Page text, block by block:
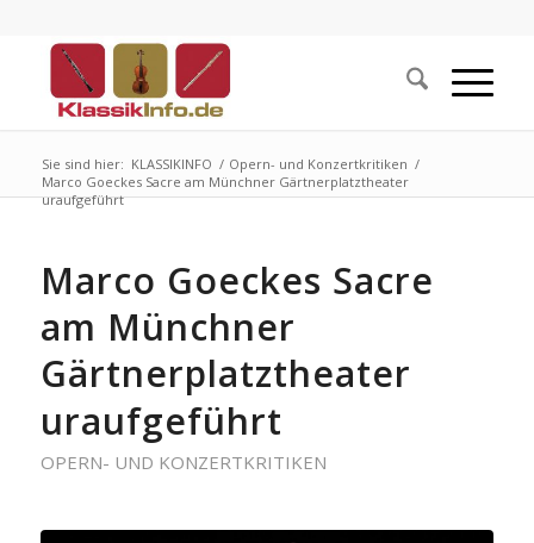
Sie sind hier: KLASSIKINFO / Opern- und Konzertkritiken /
Marco Goeckes Sacre am Münchner Gärtnerplatztheater
uraufgeführt
Marco Goeckes Sacre
am Münchner
Gärtnerplatztheater
uraufgeführt
OPERN- UND KONZERTKRITIKEN